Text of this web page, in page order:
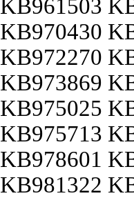
KB961503
KB970430
KB972270
KB973869
KB975025
KB975713
KB978601
KB981322